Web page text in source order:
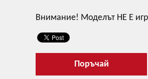
Внимание! Моделът НЕ Е
Поръчай